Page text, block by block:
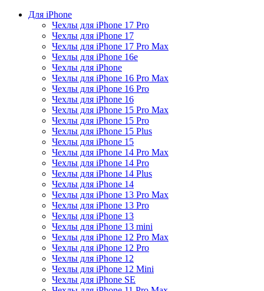
Для iPhone
Чехлы для iPhone 17 Pro
Чехлы для iPhone 17
Чехлы для iPhone 17 Pro Max
Чехлы для iPhone 16e
Чехлы для iPhone
Чехлы для iPhone 16 Pro Max
Чехлы для iPhone 16 Pro
Чехлы для iPhone 16
Чехлы для iPhone 15 Pro Max
Чехлы для iPhone 15 Pro
Чехлы для iPhone 15 Plus
Чехлы для iPhone 15
Чехлы для iPhone 14 Pro Max
Чехлы для iPhone 14 Pro
Чехлы для iPhone 14 Plus
Чехлы для iPhone 14
Чехлы для iPhone 13 Pro Max
Чехлы для iPhone 13 Pro
Чехлы для iPhone 13
Чехлы для iPhone 13 mini
Чехлы для iPhone 12 Pro Max
Чехлы для iPhone 12 Pro
Чехлы для iPhone 12
Чехлы для iPhone 12 Mini
Чехлы для iPhone SE